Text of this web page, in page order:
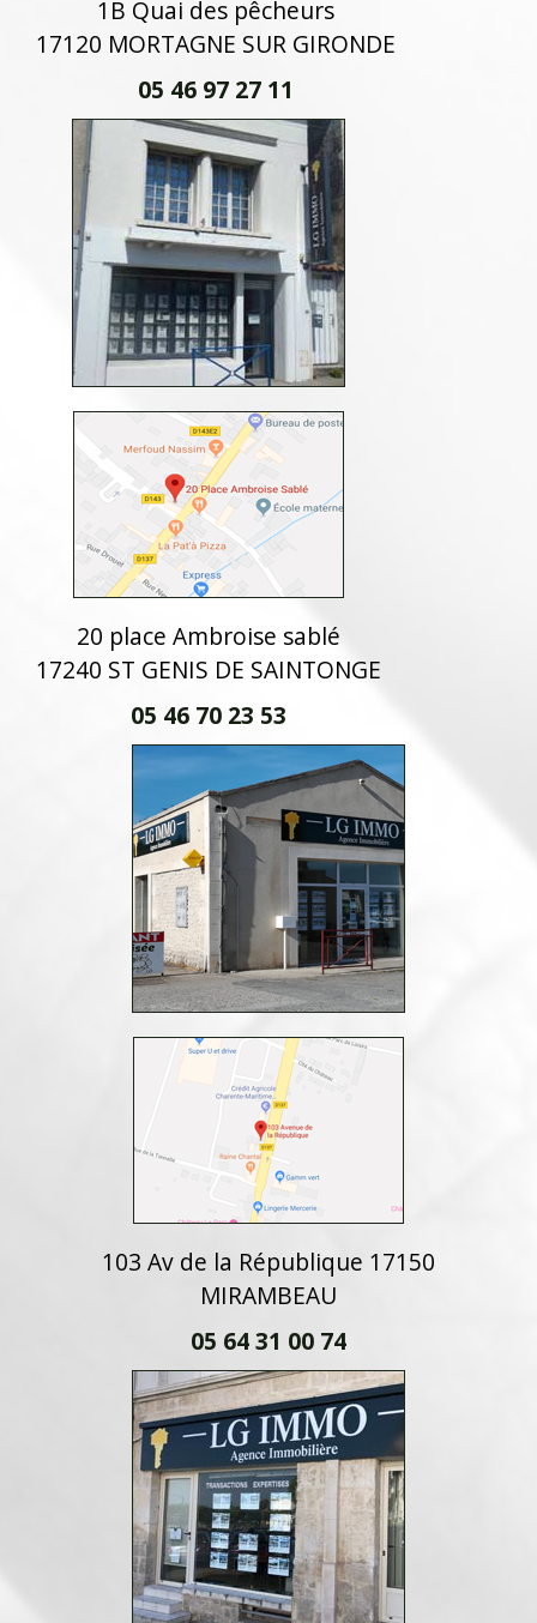
1B Quai des pêcheurs
17120 MORTAGNE SUR GIRONDE
05 46 97 27 11
20 place Ambroise sablé
17240 ST GENIS DE SAINTONGE
05 46 70 23 53
103 Av de la République 17150
MIRAMBEAU
05 64 31 00 74